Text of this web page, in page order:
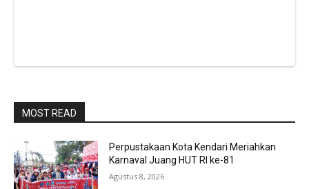
MOST READ
Perpustakaan Kota Kendari Meriahkan
Karnaval Juang HUT RI ke-81
Agustus 8, 2026